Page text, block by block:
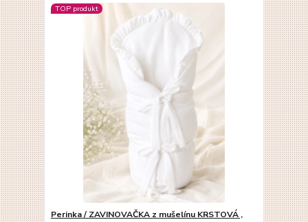
TOP produkt
Perinka / ZAVINOVAČKA z mušelínu KRSTOVÁ ,